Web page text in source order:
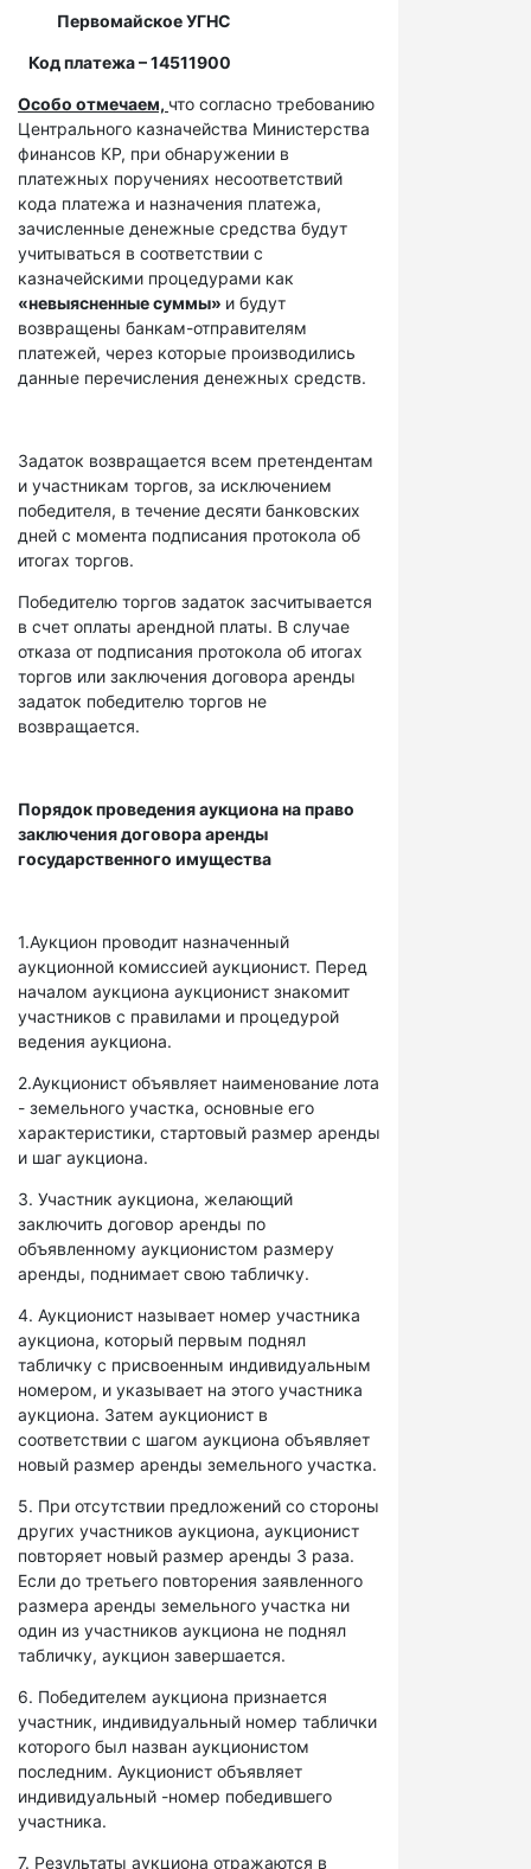
Первомайское УГНС
Код платежа – 14511900
Особо отмечаем, что согласно требованию
Центрального казначейства Министерства
финансов КР, при обнаружении в
платежных поручениях несоответствий
кода платежа и назначения платежа,
зачисленные денежные средства будут
учитываться в соответствии с
казначейскими процедурами как
«невыясненные суммы» и будут
возвращены банкам-отправителям
платежей, через которые производились
данные перечисления денежных средств.
Задаток возвращается всем претендентам
и участникам торгов, за исключением
победителя, в течение десяти банковских
дней с момента подписания протокола об
итогах торгов.
Победителю торгов задаток засчитывается
в счет оплаты арендной платы. В случае
отказа от подписания протокола об итогах
торгов или заключения договора аренды
задаток победителю торгов не
возвращается.
Порядок проведения аукциона на право
заключения договора аренды
государственного имущества
1.Аукцион проводит назначенный
аукционной комиссией аукционист. Перед
началом аукциона аукционист знакомит
участников с правилами и процедурой
ведения аукциона.
2.Аукционист объявляет наименование лота
- земельного участка, основные его
характеристики, стартовый размер аренды
и шаг аукциона.
3. Участник аукциона, желающий
заключить договор аренды по
объявленному аукционистом размеру
аренды, поднимает свою табличку.
4. Аукционист называет номер участника
аукциона, который первым поднял
табличку с присвоенным индивидуальным
номером, и указывает на этого участника
аукциона. Затем аукционист в
соответствии с шагом аукциона объявляет
новый размер аренды земельного участка.
5. При отсутствии предложений со стороны
других участников аукциона, аукционист
повторяет новый размер аренды 3 раза.
Если до третьего повторения заявленного
размера аренды земельного участка ни
один из участников аукциона не поднял
табличку, аукцион завершается.
6. Победителем аукциона признается
участник, индивидуальный номер таблички
которого был назван аукционистом
последним. Аукционист объявляет
индивидуальный -номер победившего
участника.
7. Результаты аукциона отражаются в